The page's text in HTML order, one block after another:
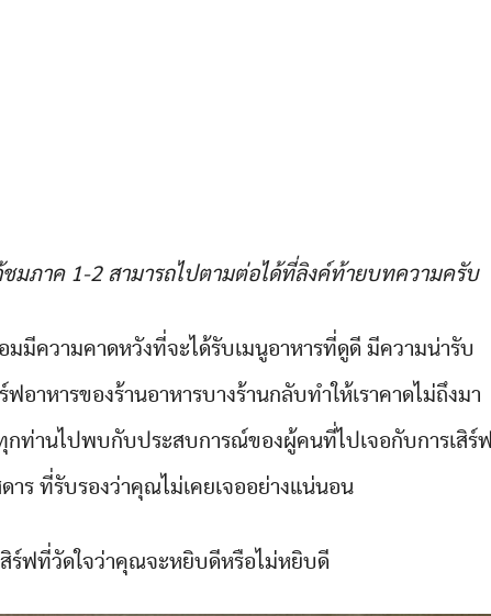
มภาค 1-2 สามารถไปตามต่อได้ที่ลิงค์ท้ายบทความครับ
มีความคาดหวังที่จะได้รับเมนูอาหารที่ดูดี มีความน่ารับ
อาหารของร้านอาหารบางร้านกลับทำให้เราคาดไม่ถึงมา
กท่านไปพบกับประสบการณ์ของผู้คนที่ไปเจอกับการเสิร์ฟ
าร ที่รับรองว่าคุณไม่เคยเจออย่างแน่นอน
สิร์ฟที่วัดใจว่าคุณจะหยิบดีหรือไม่หยิบดี